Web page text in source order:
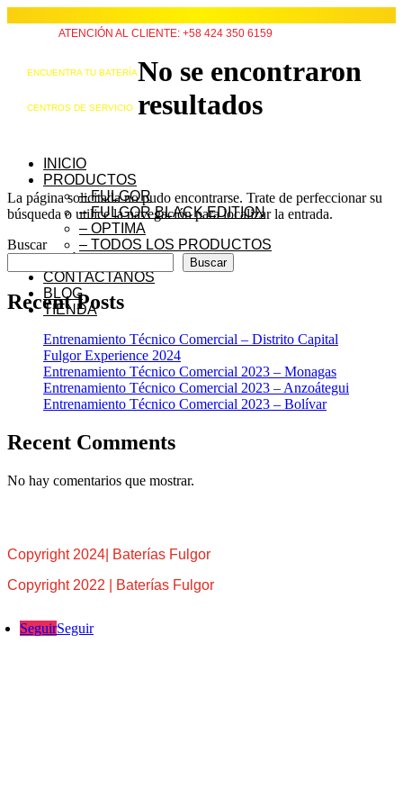
ATENCIÓN AL CLIENTE: +58 424 350 6159
ENCUENTRA TU BATERÍA
CENTROS DE SERVICIO
INICIO
PRODUCTOS
– FULGOR
– FULGOR BLACK EDITION
– OPTIMA
– TODOS LOS PRODUCTOS
CONTÁCTANOS
BLOG
TIENDA
No se encontraron
resultados
La página solicitada no pudo encontrarse. Trate de perfeccionar su
búsqueda o utilice la navegación para localizar la entrada.
Buscar
Buscar
Recent Posts
Entrenamiento Técnico Comercial – Distrito Capital
Fulgor Experience 2024
Entrenamiento Técnico Comercial 2023 – Monagas
Entrenamiento Técnico Comercial 2023 – Anzoátegui
Entrenamiento Técnico Comercial 2023 – Bolívar
Recent Comments
No hay comentarios que mostrar.
Copyright 2024| Baterías Fulgor
Copyright 2022 | Baterías Fulgor
SeguirSeguir